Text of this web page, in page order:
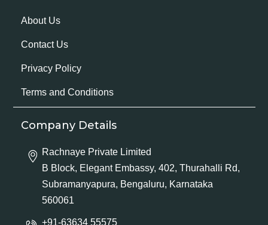
About Us
Contact Us
Privacy Policy
Terms and Conditions
Company Details
Rachnaye Private Limited
B Block, Elegant Embassy, 402, Thurahalli Rd,
Subramanyapura, Bengaluru, Karnataka
560061
+91-63634 55575